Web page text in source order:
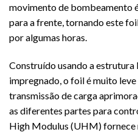
movimento de bombeamento
para a frente, tornando este
por algumas horas.
Construído usando a
impregnado, o foil é muito
transmissão de carga
as diferentes partes para
High Modulus (UHM) fornece